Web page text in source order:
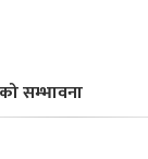
सम्भावना